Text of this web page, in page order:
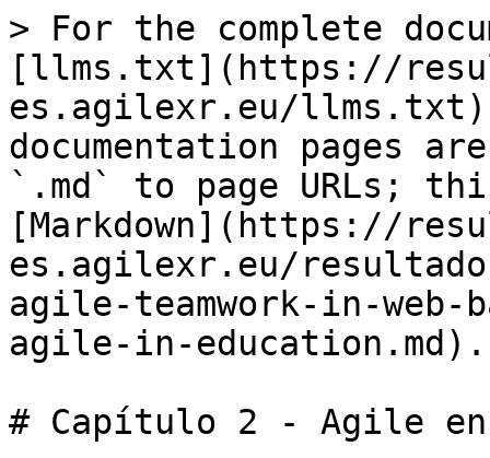
> For the complete
[llms.txt](https://
es.agilexr.eu/llms.txt).
documentation pages
`.md` to page URLs;
[Markdown](https://
es.agilexr.eu/
agile-teamwork-in-
agile-in-education.md).
# Capítulo 2 - Agile en